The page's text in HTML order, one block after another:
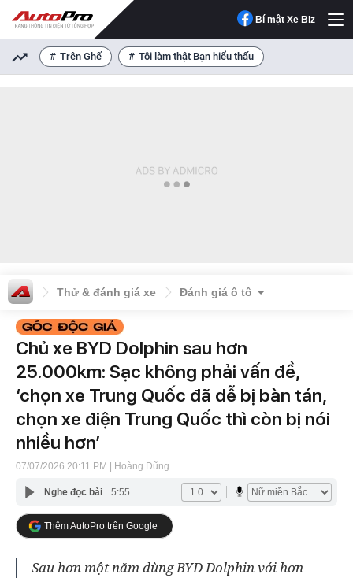
Bí mật Xe Biz
Trên Ghế Tôi làm thật Bạn hiểu thấu
Thử & đánh giá xe Đánh giá ô tô
Chủ xe BYD Dolphin sau hơn
25.000km: Sạc không phải vấn đề,
‘chọn xe Trung Quốc đã dễ bị bàn tán,
chọn xe điện Trung Quốc thì còn bị nói
nhiều hơn’
07/07/2026 20:11 PM | Hoàng Dũng
Nghe đọc bài 5:55
Thêm AutoPro trên Google
Sau hơn một năm dùng BYD Dolphin với hơn